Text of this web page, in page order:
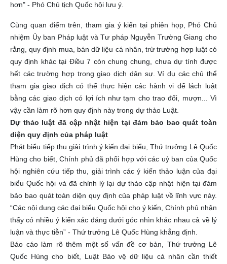
hơn" - Phó Chủ tịch Quốc hội lưu ý.
Cùng quan điểm trên, tham gia ý kiến tại phiên họp, Phó Chủ
nhiệm Ủy ban Pháp luật và Tư pháp Nguyễn Trường Giang cho
rằng, quy định mua, bán dữ liệu cá nhân, trừ trường hợp luật có
quy định khác tại Điều 7 còn chung chung, chưa dự tính được
hết các trường hợp trong giao dịch dân sự. Ví dụ các chủ thể
tham gia giao dịch có thể thực hiện các hành vi để lách luật
bằng các giao dịch có lợi ích như tạm cho trao đổi, mượn... Vì
vậy cần làm rõ hơn quy định này trong dự thảo Luật.
Dự thảo luật đã cập nhật hiện tại đảm bảo bao quát toàn
diện quy định của pháp luật
Phát biểu tiếp thu giải trình ý kiến đại biểu, Thứ trưởng Lê Quốc
Hùng cho biết, Chính phủ đã phối hợp với các uỷ ban của Quốc
hội nghiên cứu tiếp thu, giải trình các ý kiến thảo luận của đại
biểu Quốc hội và đã chỉnh lý lại dự thảo cập nhật hiện tại đảm
bảo bao quát toàn diện quy định của pháp luật về lĩnh vực này.
“Các nội dung các đại biểu Quốc hội cho ý kiến, Chính phủ nhận
thấy có nhiều ý kiến xác đáng dưới góc nhìn khác nhau cả về lý
luận và thực tiễn” - Thứ trưởng Lê Quốc Hùng khẳng định.
Báo cáo làm rõ thêm một số vấn đề cơ bản, Thứ trưởng Lê
Quốc Hùng cho biết, Luật Bảo vệ dữ liệu cá nhân cần thiết